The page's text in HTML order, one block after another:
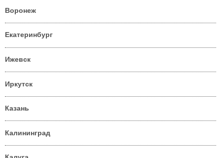
Воронеж
Екатеринбург
Ижевск
Иркутск
Казань
Калининград